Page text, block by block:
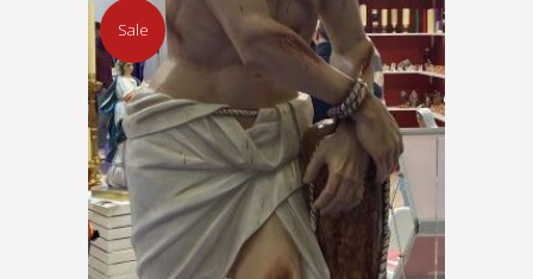
2.589,00€. 2.400,00€.
Sale